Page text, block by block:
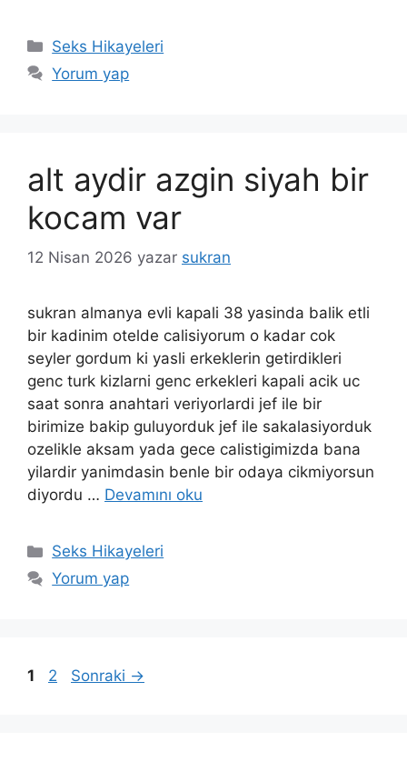
Kategoriler
Seks Hikayeleri
Yorum yap
alt aydir azgin siyah bir
kocam var
12 Nisan 2026 yazar sukran
sukran almanya evli kapali 38 yasinda balik etli
bir kadinim otelde calisiyorum o kadar cok
seyler gordum ki yasli erkeklerin getirdikleri
genc turk kizlarni genc erkekleri kapali acik uc
saat sonra anahtari veriyorlardi jef ile bir
birimize bakip guluyorduk jef ile sakalasiyorduk
ozelikle aksam yada gece calistigimizda bana
yilardir yanimdasin benle bir odaya cikmiyorsun
diyordu … Devamını oku
Kategoriler
Seks Hikayeleri
Yorum yap
Sayfa
1 Sayfa
2 Sonraki →